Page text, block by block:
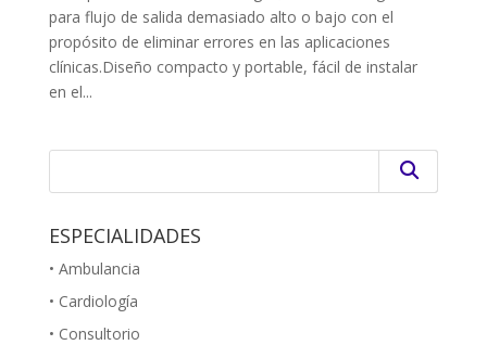
para flujo de salida demasiado alto o bajo con el
propósito de eliminar errores en las aplicaciones
clínicas.Diseño compacto y portable, fácil de instalar
en el...
ESPECIALIDADES
• Ambulancia
• Cardiología
• Consultorio